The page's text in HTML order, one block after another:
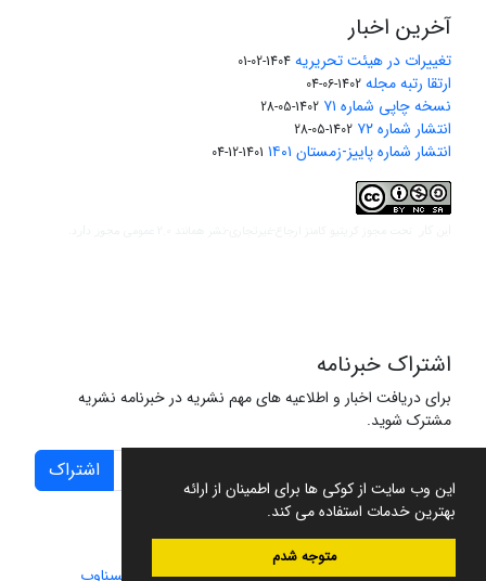
این وب سایت از کوکی ها برای اطمینان از ارائه
بهترین خدمات استفاده می کند.
متوجه شدم
آخرین اخبار
تغییرات در هیئت تحریریه 1404-02-01
ارتقا رتبه مجله 1402-06-04
نسخه چاپی شماره ۷۱ 1402-05-28
انتشار شماره ۷۲ 1402-05-28
انتشار شماره پاییز-زمستان ۱۴۰۱ 1401-12-04
اشتراک خبرنامه
برای دریافت اخبار و اطلاعیه های مهم نشریه در خبرنامه نشریه
مشترک شوید.
اشتراک
سامانه مدیریت نشریات علمی.طراحی و پیاده سازی از سیناوب